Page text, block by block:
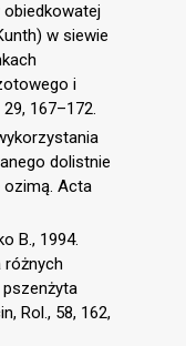
obiedkowatej
w siewie
i
167–172.
dolistnie
ozimą. Acta
B., 1994.
różnych
Rol., 58, 162,